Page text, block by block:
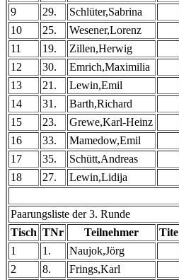
9
29. Schlüter,Sabrina
10
25. Wesener,Lorenz
11
19. Zillen,Herwig
12
30. Emrich,Maximilia
13
21. Lewin,Emil
14
31. Barth,Richard
15
23. Grewe,Karl-Heinz
16
33. Mamedow,Emil
17
35. Schütt,Andreas
18
27. Lewin,Lidija
Paarungsliste der 3. Runde
Tisch TNr Teilnehmer Tite
1
1. Naujok,Jörg
2
8. Frings,Karl